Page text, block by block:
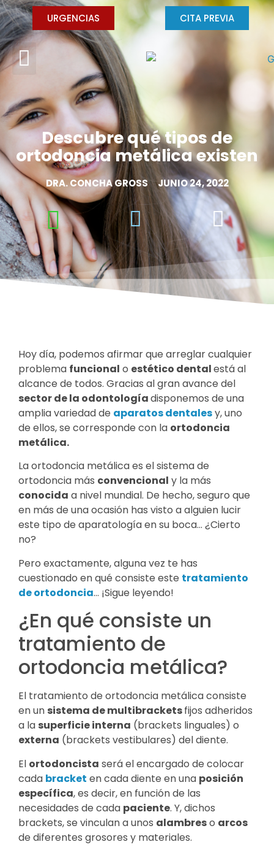
CITA PREVIA
URGENCIAS
Descubre qué tipos de
ortodoncia metálica existen
DRA. CONCHA GROSS JUNIO 24, 2022
Hoy día, podemos afirmar que arreglar cualquier
problema funcional o estético dentalestá al
alcance de todos. Gracias al gran avance del
sector de la odontologíadisponemos de una
amplia variedad de aparatos dentalesy, uno
de ellos, se corresponde con la ortodoncia
metálica.
La ortodoncia metálica es el sistema de
ortodoncia más convencional y la más
conocida a nivel mundial. De hecho, seguro que
en más de una ocasión has visto a alguien lucir
este tipo de aparatología en su boca… ¿Cierto
no?
Pero exactamente, alguna vez te has
cuestionado en qué consiste este tratamiento
de ortodoncia… ¡Sigue leyendo!
¿En qué consiste un
tratamiento de
ortodoncia metálica?
El tratamiento de ortodoncia metálica consiste
en un sistema de multibracketsfijos adheridos
a la superficie interna (brackets linguales) o
externa (brackets vestibulares) del diente.
El ortodoncista será el encargado de colocar
cada bracket en cada diente en una posición
específica, es decir, en función de las
necesidades de cada paciente. Y, dichos
brackets, se vinculan a unos alambreso arcos
de diferentes grosores y materiales.